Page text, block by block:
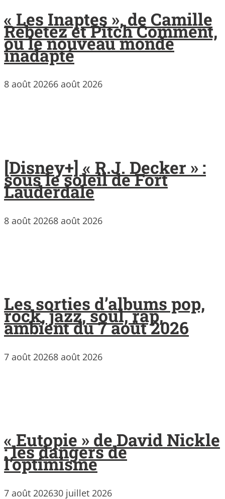
« Les Inaptes », de Camille
Rebetez et Pitch Comment,
ou le nouveau monde
inadapté
8 août 20266 août 2026
[Disney+] « R.J. Decker » :
sous le soleil de Fort
Lauderdale
8 août 20268 août 2026
Les sorties d’albums pop,
rock, jazz, soul, rap,
ambient du 7 août 2026
7 août 20268 août 2026
« Eutopie » de David Nickle
: les dangers de
l’optimisme
7 août 202630 juillet 2026